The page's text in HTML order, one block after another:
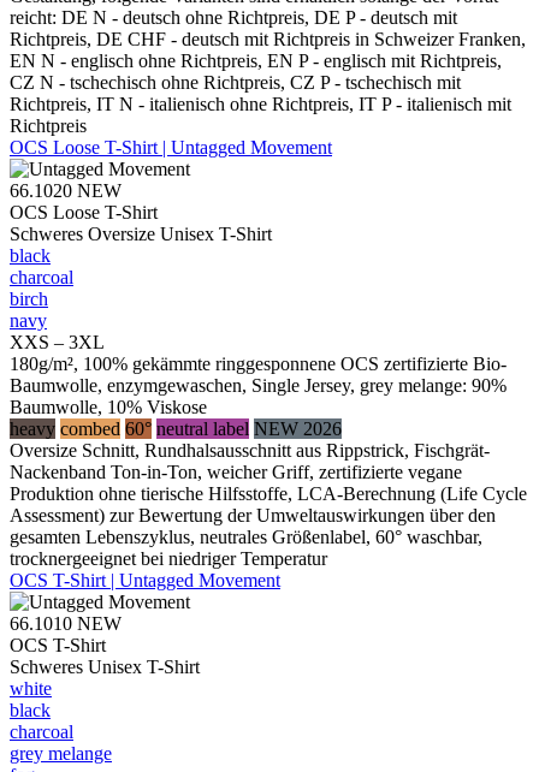
reicht: DE N - deutsch ohne Richtpreis, DE P - deutsch mit
Richtpreis, DE CHF - deutsch mit Richtpreis in Schweizer Franken,
EN N - englisch ohne Richtpreis, EN P - englisch mit Richtpreis,
CZ N - tschechisch ohne Richtpreis, CZ P - tschechisch mit
Richtpreis, IT N - italienisch ohne Richtpreis, IT P - italienisch mit
Richtpreis
OCS Loose T-Shirt | Untagged Movement
66.1020 NEW
OCS Loose T-Shirt
Schweres Oversize Unisex T-Shirt
black
charcoal
birch
navy
XXS – 3XL
180g/m², 100% gekämmte ringgesponnene OCS zertifizierte Bio-
Baumwolle, enzymgewaschen, Single Jersey, grey melange: 90%
Baumwolle, 10% Viskose
heavy combed 60° neutral label NEW 2026
Oversize Schnitt, Rundhalsausschnitt aus Rippstrick, Fischgrät-
Nackenband Ton-in-Ton, weicher Griff, zertifizierte vegane
Produktion ohne tierische Hilfsstoffe, LCA-Berechnung (Life Cycle
Assessment) zur Bewertung der Umweltauswirkungen über den
gesamten Lebenszyklus, neutrales Größenlabel, 60° waschbar,
trocknergeeignet bei niedriger Temperatur
OCS T-Shirt | Untagged Movement
66.1010 NEW
OCS T-Shirt
Schweres Unisex T-Shirt
white
black
charcoal
grey melange